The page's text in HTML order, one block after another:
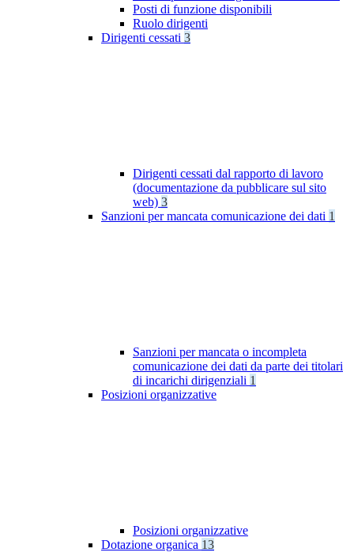
Posti di funzione disponibili
Ruolo dirigenti
Dirigenti cessati 3
Dirigenti cessati dal rapporto di lavoro
(documentazione da pubblicare sul sito
web) 3
Sanzioni per mancata comunicazione dei dati 1
Sanzioni per mancata o incompleta
comunicazione dei dati da parte dei titolari
di incarichi dirigenziali 1
Posizioni organizzative
Posizioni organizzative
Dotazione organica 13